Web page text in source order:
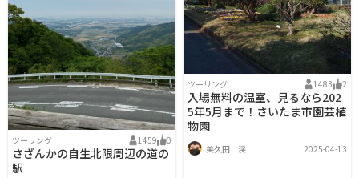
ツーリング 1459 0
さざんかの自生北限周辺の道の
駅
ツーリング 1483 2
入場無料の温室、見るなら202
5年5月まで！さいたま市園芸植
物園
美久田 渓 2025-04-13